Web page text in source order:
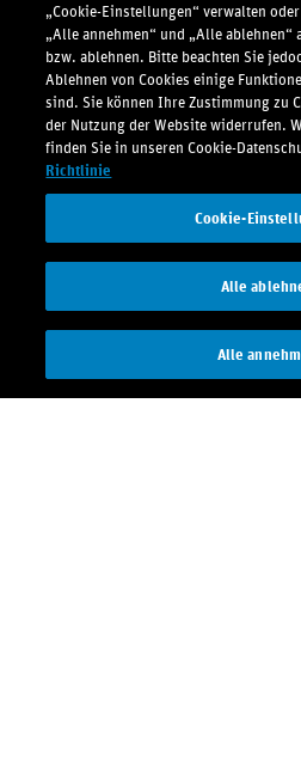
„Cookie-Einstellungen“ verwalten
„Alle annehmen“ und „Alle ablehnen“
bzw. ablehnen. Bitte beachten Sie
Ablehnen von Cookies einige
sind. Sie können Ihre Zustimmung zu
der Nutzung der Website widerrufen.
finden Sie in unseren Cookie-
Richtlinie
Cookie-
Alle
Alle